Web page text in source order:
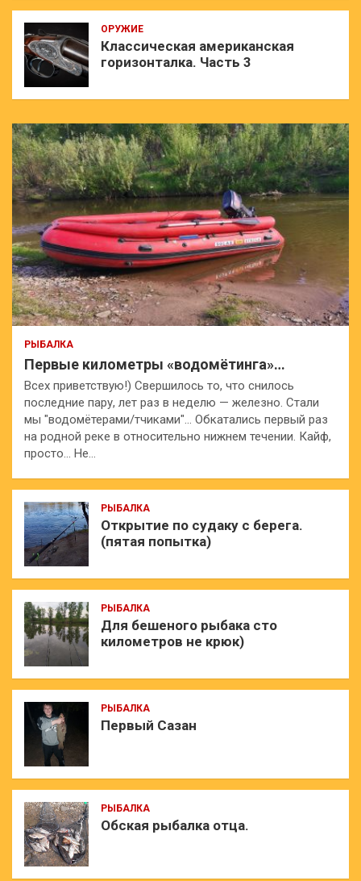
ОРУЖИЕ
Классическая американская
горизонталка. Часть 3
РЫБАЛКА
Первые километры «водомётинга»…
Всех приветствую!) Свершилось то, что снилось
последние пару, лет раз в неделю — железно. Стали
мы "водомётерами/тчиками"… Обкатались первый раз
на родной реке в относительно нижнем течении. Кайф,
просто… Не…
РЫБАЛКА
Открытие по судаку с берега.
(пятая попытка)
РЫБАЛКА
Для бешеного рыбака сто
километров не крюк)
РЫБАЛКА
Первый Сазан
РЫБАЛКА
Обская рыбалка отца.